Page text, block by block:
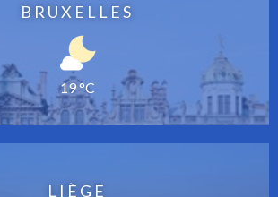
BRUXELLES
19 °C
LIÈGE